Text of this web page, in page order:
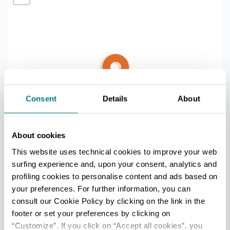
Consent Details About
About cookies
This website uses technical cookies to improve your web
surfing experience and, upon your consent, analytics and
profiling cookies to personalise content and ads based on
your preferences. For further information, you can
consult our Cookie Policy by clicking on the link in the
footer or set your preferences by clicking on
“Customize”. If you click on “Accept all cookies”, you
Powered by © OpenMapTiles
Ultimo aggiornamento 24/06/2025
PER MAGGIORI INFORMAZIONI
Redazione Rimini